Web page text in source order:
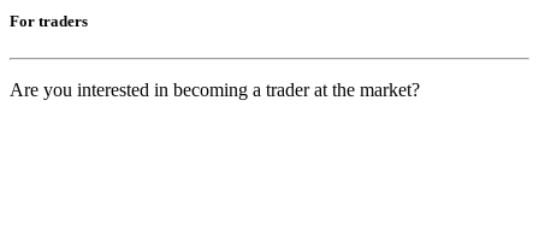
For traders
Are you interested in becoming a trader at the market?